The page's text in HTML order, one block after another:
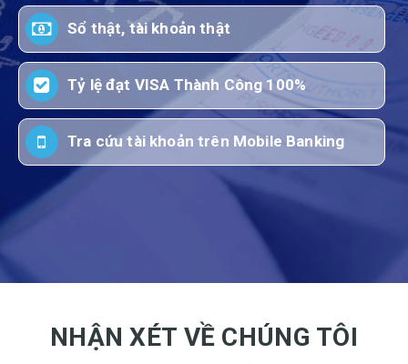
Sổ thật, tài khoản thật
Tỷ lệ đạt VISA Thành Công 100%
Tra cứu tài khoản trên Mobile Banking
NHẬN XÉT VỀ CHÚNG TÔI